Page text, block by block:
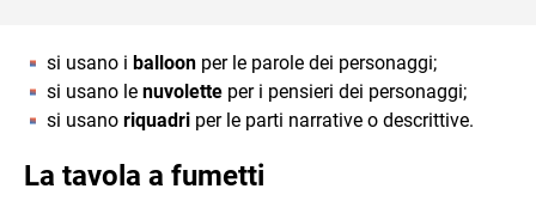
si usano i balloon per le parole dei personaggi;
si usano le nuvolette per i pensieri dei personaggi;
si usano riquadri per le parti narrative o descrittive.
La tavola a fumetti